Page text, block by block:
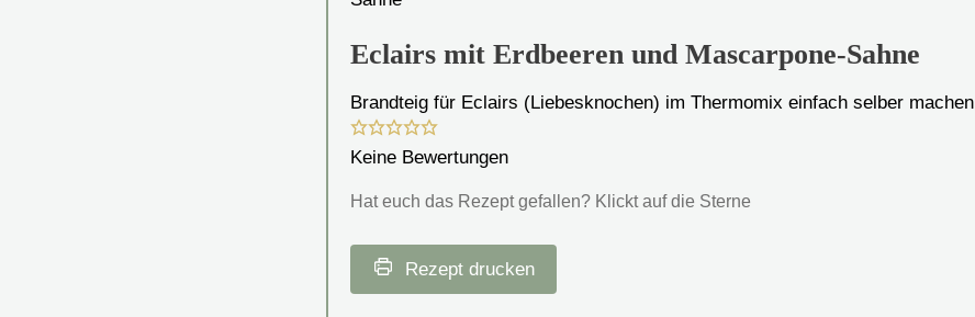
Eclairs mit Erdbeeren und Mascarpone-Sahne
Brandteig für Eclairs (Liebesknochen) im Thermomix einfach selber machen
Keine Bewertungen
Hat euch das Rezept gefallen? Klickt auf die Sterne
Rezept drucken